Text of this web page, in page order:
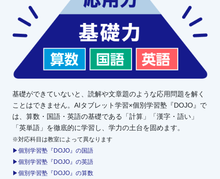
基礎ができていないと、読解や文章題のような応用問題を解く
ことはできません。AIタブレット学習×個別学習塾『DOJO』で
は、算数・国語・英語の基礎である「計算」「漢字・語い」
「英単語」を徹底的に学習し、学力の土台を固めます。
※対応科目は教室によって異なります
▶個別学習塾『DOJO』の国語
▶個別学習塾『DOJO』の英語
▶個別学習塾『DOJO』の算数